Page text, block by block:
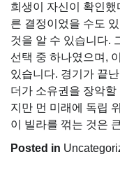
희생이 자신이 확인
른 결정이었을 수도
것을 알 수 있습니다.
선택 중 하나였으며,
있습니다. 경기가 끝
더가 소유권을 장악
지만 먼 미래에 독립
이 빌라를 꺾는 것은
Posted in